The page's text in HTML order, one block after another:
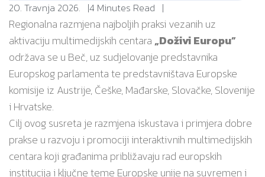
20. Travnja 2026. 4 Minutes Read
Regionalna razmjena najboljih praksi vezanih uz
aktivaciju multimedijskih centara „Doživi Europu”
održava se u Beč, uz sudjelovanje predstavnika
Europskog parlamentate predstavništava Europske
komisije iz Austrije, Češke, Mađarske, Slovačke, Slovenije
i Hrvatske.
Cilj ovog susreta je razmjena iskustava i primjera dobre
prakse u razvoju i promociji interaktivnih multimedijskih
centara koji građanima približavaju rad europskih
institucija i ključne teme Europske unije na suvremen i